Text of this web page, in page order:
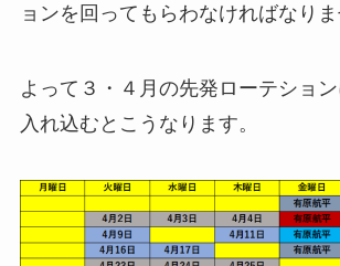
ョンを回ってもらわなければなりま
よって３・４月の先発ローテショ
入れ込むとこうなります。